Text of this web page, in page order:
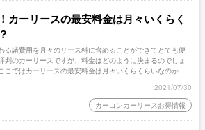
カーリースの最安料金は月々いくらく
る諸費用を月々のリース料に含めることができてとても便
判のカーリースですが、料金はどのように決まるのでしょ
こではカーリースの最安料金は月々いくらくらいなのかを
2021/07/30
カーコンカーリースお得情報